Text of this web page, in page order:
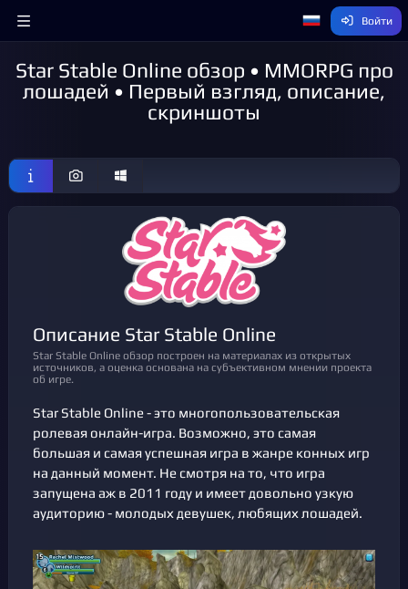
Войти
Star Stable Online обзор • MMORPG про
лошадей • Первый взгляд, описание,
скриншоты
Описание Star Stable Online
Star Stable Online обзор построен на материалах из открытых
источников, а оценка основана на субъективном мнении проекта
об игре.
Star Stable Online - это многопользовательская
ролевая онлайн-игра. Возможно, это самая
большая и самая успешная игра в жанре конных игр
на данный момент. Не смотря на то, что игра
запущена аж в 2011 году и имеет довольно узкую
аудиторию - молодых девушек, любящих лошадей.